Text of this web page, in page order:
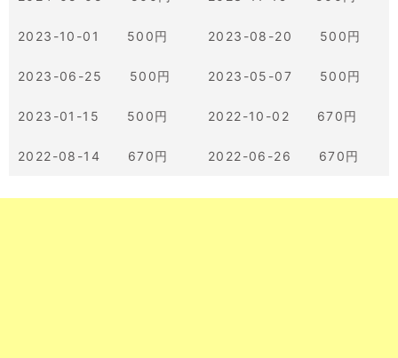
2023-10-01 500円 2023-08-20 500円
2023-06-25 500円 2023-05-07 500円
2023-01-15 500円 2022-10-02 670円
2022-08-14 670円 2022-06-26 670円